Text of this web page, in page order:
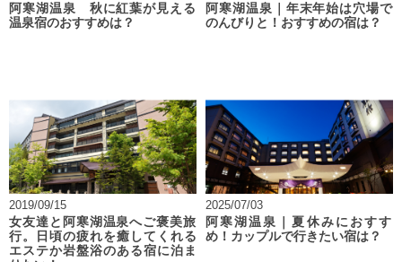
阿寒湖温泉 秋に紅葉が見える
温泉宿のおすすめは？
阿寒湖温泉｜年末年始は穴場で
のんびりと！おすすめの宿は？
2019/09/15
女友達と阿寒湖温泉へご褒美旅
行。日頃の疲れを癒してくれる
エステか岩盤浴のある宿に泊ま
2025/07/03
阿寒湖温泉｜夏休みにおすす
め！カップルで行きたい宿は？